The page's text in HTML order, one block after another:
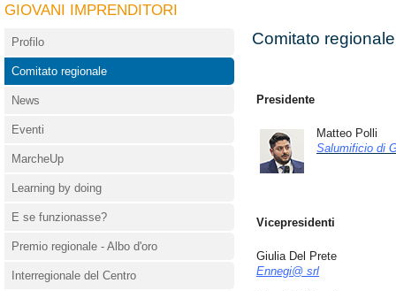
GIOVANI IMPRENDITORI
Comitato
Presidente
Matteo Polli
Salumificio di
Vicepresidenti
Giulia Del Prete
Ennegi@ srl
Profilo
Comitato regionale
News
Eventi
MarcheUp
Learning by doing
E se funzionasse?
Premio regionale - Albo d'oro
Interregionale del Centro